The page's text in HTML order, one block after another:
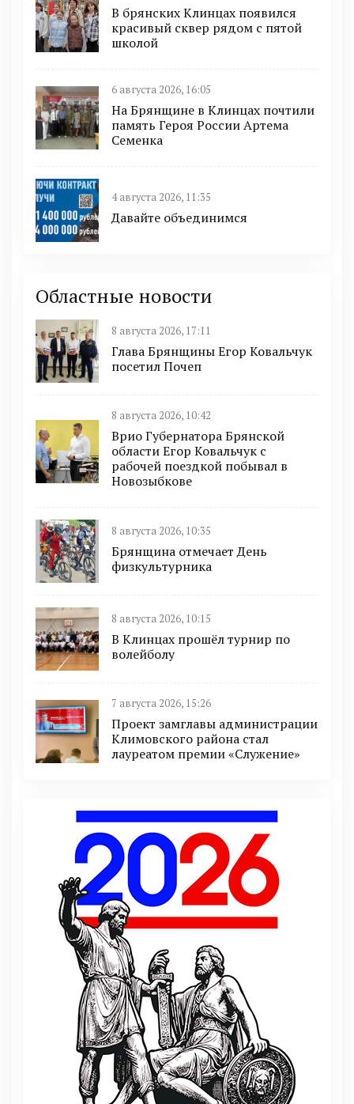
В брянских Клинцах появился
красивый сквер рядом с пятой
школой
6 августа 2026, 16:05
На Брянщине в Клинцах почтили
память Героя России Артема
Семенка
4 августа 2026, 11:35
Давайте объединимся
Областные новости
8 августа 2026, 17:11
Глава Брянщины Егор Ковальчук
посетил Почеп
8 августа 2026, 10:42
Врио Губернатора Брянской
области Егор Ковальчук с
рабочей поездкой побывал в
Новозыбкове
8 августа 2026, 10:35
Брянщина отмечает День
физкультурника
8 августа 2026, 10:15
В Клинцах прошёл турнир по
волейболу
7 августа 2026, 15:26
Проект замглавы администрации
Климовского района стал
лауреатом премии «Служение»